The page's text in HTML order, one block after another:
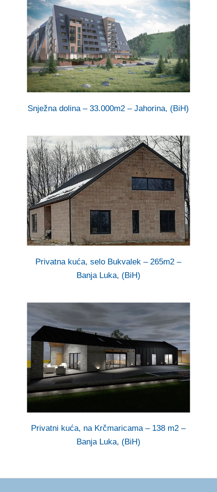
Snježna dolina – 33.000m2 – Jahorina, (BiH)
Privatna kuća, selo Bukvalek – 265m2 –
Banja Luka, (BiH)
Privatni kuća, na Krčmaricama – 138 m2 –
Banja Luka, (BiH)